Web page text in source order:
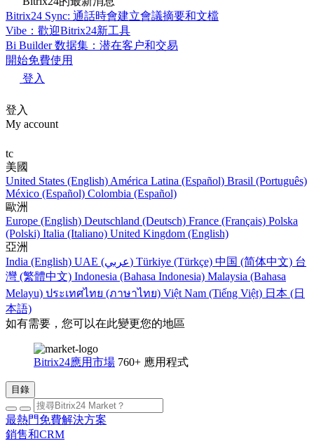
Bitrix24 Sync: 通話時會建立會議摘要和文檔
Vibe：歡迎Bitrix24新工具
Bi Builder 数据集：潜在客户和交易
開始免費使用
登入
登入
My account
tc
美國
United States (English) América Latina (Español) Brasil (Português)
México (Español) Colombia (Español)
歐洲
Europe (English) Deutschland (Deutsch) France (Français) Polska
(Polski) Italia (Italiano) United Kingdom (English)
亞洲
India (English)
UAE (عربي) Türkiye (Türkçe) 中国 (简体中文) 台
灣 (繁體中文) Indonesia (Bahasa Indonesia) Malaysia (Bahasa
Melayu) ประเทศไทย (ภาษาไทย) Việt Nam (Tiếng Việt) 日本 (日
本語)
如有需要，您可以在此變更您的地區
Bitrix24應用市場 760+ 應用程式
目錄
最熱門免費解決方案
銷售和CRM